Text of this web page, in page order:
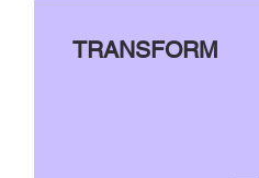
TRANSFORM